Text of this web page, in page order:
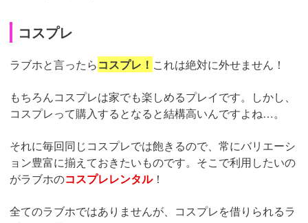
コスプレ
ラブホと言ったらコスプレ！ これは絶対に外せません！
もちろんコスプレは家でも楽しめるプレイです。しかし、
コスプレって購入するとなると結構高いんですよね…。
それに毎回同じコスプレでは飽きるので、常にバリエーシ
ョン豊富に揃えておきたいものです。そこで利用したいの
がラブホのコスプレレンタル！
全てのラブホではありませんが、コスプレを借りられるラ